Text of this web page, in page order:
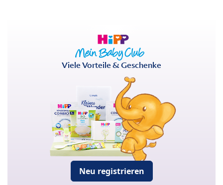
Viele Vorteile & Geschenke
Neu registrieren